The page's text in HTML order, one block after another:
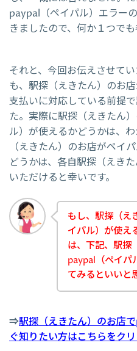
paypal（ペイパル）エラー
きましたので、何か１つでも
それと、今回お伝えさせて
も、駅探（えきたん）のお
支払いに対応している前提
た。実際に駅探（えきたん
ル）が使えるかどうかは、
（えきたん）のお店がペイ
どうかは、各自駅探（えき
いただけると幸いです。
もし、駅探（え
イパル）が使え
は、下記、駅探
paypal（ペイパ
てみるといいと
⇒駅探（えきたん）のお店
ぐ知りたい方はこちらをク